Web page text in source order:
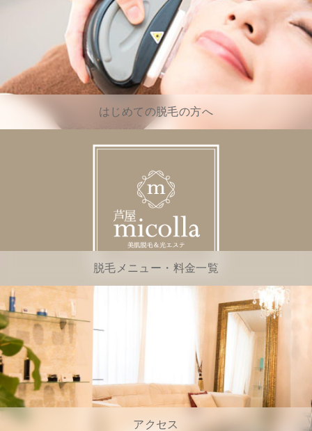
はじめての脱毛の方へ
脱毛メニュー・料金一覧
アクセス